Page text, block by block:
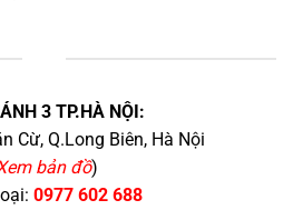
3 TP.HÀ NỘI:
Cừ, Q.Long Biên, Hà Nội
bản đồ)
0977 602 688